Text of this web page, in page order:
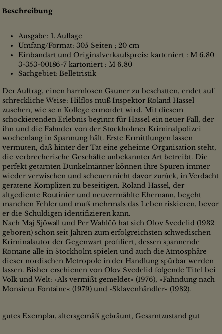
Beschreibung
Ausgabe: 1. Auflage
Umfang/Format: 305 Seiten ; 20 cm
Einbandart und Originalverkaufspreis: kartoniert : M 6.80
3-353-00186-7 kartoniert : M 6.80
Sachgebiet: Belletristik
Der Auftrag, einen harmlosen Gauner zu beschatten, endet auf
schreckliche Weise: Hilflos muß Inspektor Roland Hassel
zusehen, wie sein Kollege ermordet wird. Mit diesem
schockierenden Erlebnis beginnt für Hassel ein neuer Fall, der
ihn und die Fahnder von der Stockholmer Kriminalpolizei
wochenlang in Spannung hält. Erste Ermittlungen lassen
vermuten, daß hinter der Tat eine geheime Organisation steht,
die verbrecherische Geschäfte unbekannter Art betreibt. Die
perfekt getarnten Dunkelmänner können ihre Spuren immer
wieder verwischen und scheuen nicht davor zurück, in Verdacht
geratene Komplizen zu beseitigen. Roland Hassel, der
altgediente Routinier und neuvermählte Ehemann, begeht
manchen Fehler und muß mehrmals das Leben riskieren, bevor
er die Schuldigen identifizieren kann.
Nach Maj Sjöwall und Per Wahlöö hat sich Olov Svedelid (1932
geboren) schon seit Jahren zum erfolgreichsten schwedischen
Kriminalautor der Gegenwart profiliert, dessen spannende
Romane alle in Stockholm spielen und auch die Atmosphäre
dieser nordischen Metropole in der Handlung spürbar werden
lassen. Bisher erschienen von Olov Svedelid folgende Titel bei
Volk und Welt: »Als vermißt gemeldet« (1976), »Fahndung nach
Monsieur Fontaine« (1979) und »Sklavenhändler« (1982).
gutes Exemplar, altersgemäß gebräunt, Gesamtzustand gut